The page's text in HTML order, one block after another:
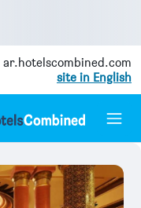
ar.hotelscombined.com
site in English